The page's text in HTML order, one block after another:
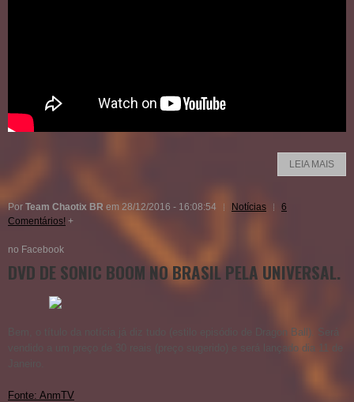
LEIA MAIS
Por Team Chaotix BR em 28/12/2016 - 16:08:54 Notícias
6
Comentários! +
no Facebook
DVD DE SONIC BOOM NO BRASIL PELA UNIVERSAL.
Bem, o título da notícia já diz tudo (estilo episódio de Dragon Ball). Será
vendido a um preço de 30 reais (preço sugerido) e será lançado dia 11 de
Fonte: AnmTV